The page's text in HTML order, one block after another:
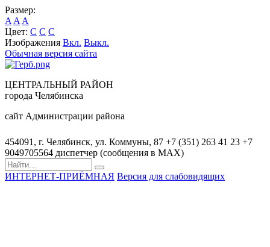
Размер:
A A A
Цвет: C C C
Изображения Вкл. Выкл.
Обычная версия сайта
ЦЕНТРАЛЬНЫЙ РАЙОН
города Челябинска
сайт Администрации района
454091, г. Челябинск, ул. Коммуны, 87 +7 (351) 263 41 23 +7
9049705564 диспетчер (сообщения в MAX)
ИНТЕРНЕТ-ПРИЁМНАЯ Версия для слабовидящих